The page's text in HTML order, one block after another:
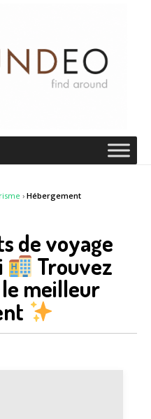
› Hébergement
de voyage
Trouvez
meilleur